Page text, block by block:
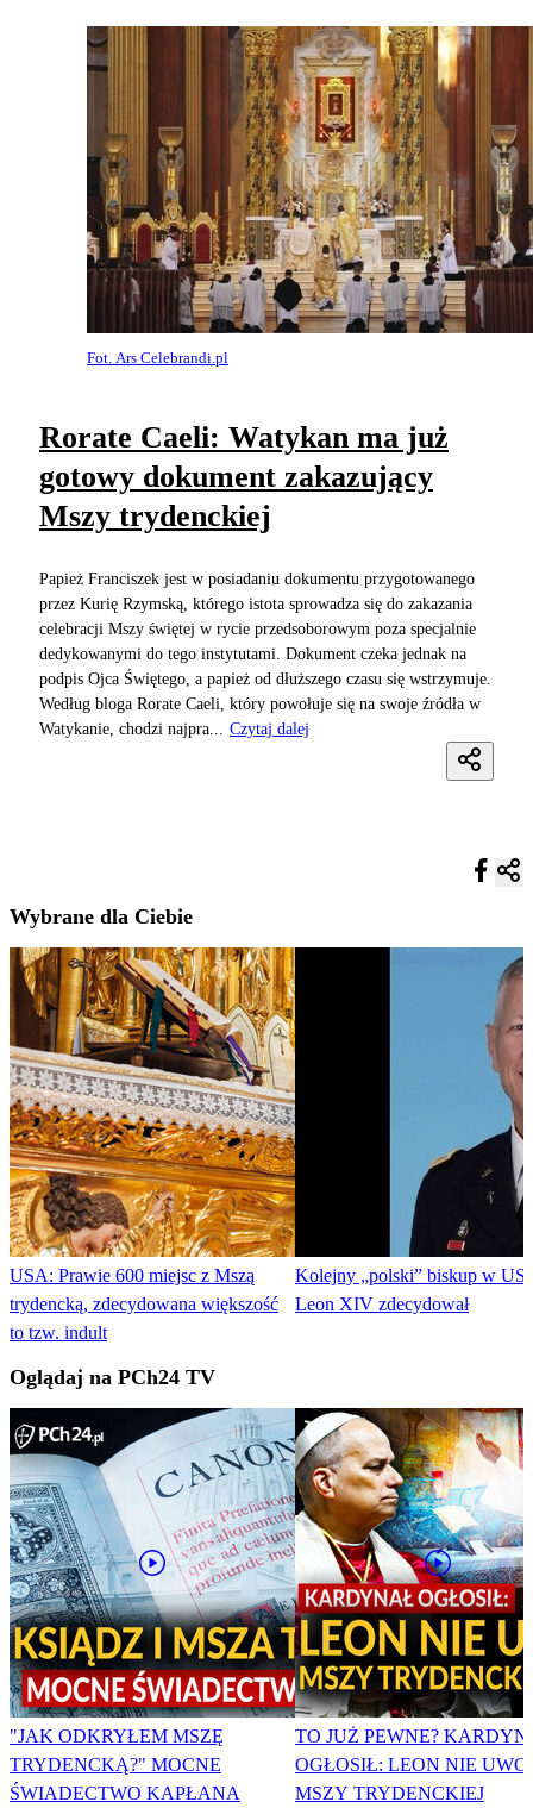
Fot. Ars Celebrandi.pl
Rorate Caeli: Watykan ma już
gotowy dokument zakazujący
Mszy trydenckiej
Papież Franciszek jest w posiadaniu dokumentu przygotowanego
przez Kurię Rzymską, którego istota sprowadza się do zakazania
celebracji Mszy świętej w rycie przedsoborowym poza specjalnie
dedykowanymi do tego instytutami. Dokument czeka jednak na
podpis Ojca Świętego, a papież od dłuższego czasu się wstrzymuje.
Według bloga Rorate Caeli, który powołuje się na swoje źródła w
Watykanie, chodzi najpra...
Czytaj dalej
Wybrane dla Ciebie
USA: Prawie 600 miejsc z Mszą
trydencką, zdecydowana większość
to tzw. indult
Kolejny „polski” biskup w
Leon XIV zdecydował
Oglądaj na PCh24 TV
"JAK ODKRYŁEM MSZĘ
TRYDENCKĄ?" MOCNE
ŚWIADECTWO KAPŁANA
TO JUŻ PEWNE?
OGŁOSIŁ: LEON NIE
MSZY TRYDENCKIEJ